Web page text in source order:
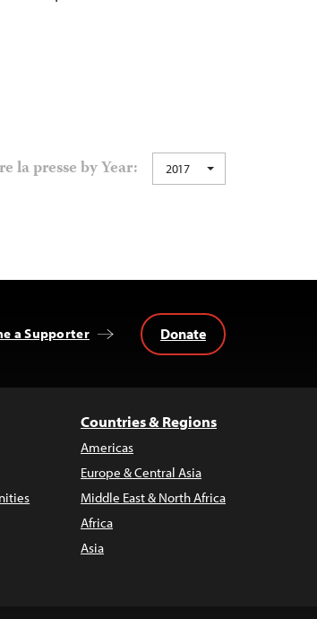
la presse by Year:
2017
a Supporter Donate
Countries & Regions
Americas
Europe & Central Asia
Middle East & North Africa
Africa
Asia